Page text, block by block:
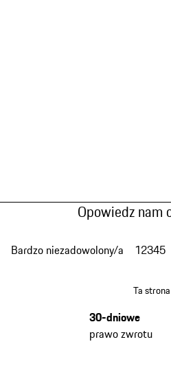
Opowiedz nam
Bardzo niezadowolony/a 12345
Ta
30-dniowe
prawo zwrotu